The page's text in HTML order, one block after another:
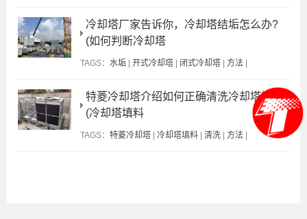
冷却塔厂家告诉你，冷却塔结垢怎么办?
(如何判断冷却塔
TAGS： 水垢 开式冷却塔 闭式冷却塔 方法
特菱冷却塔介绍如何正确清洗冷却塔填料
(冷却塔填料
TAGS： 特菱冷却塔 冷却塔填料 清洗 方法